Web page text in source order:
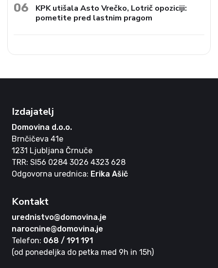
06
KPK utišala Asto Vrečko, Lotrič opoziciji:
pometite pred lastnim pragom
Izdajatelj
Domovina d.o.o.
Brnčičeva 41e
1231 Ljubljana Črnuče
TRR: SI56 0284 3026 4323 628
Odgovorna urednica: Erika Ašič
Kontakt
urednistvo@domovina.je
narocnine@domovina.je
Telefon: 068 / 191 191
(od ponedeljka do petka med 9h in 15h)